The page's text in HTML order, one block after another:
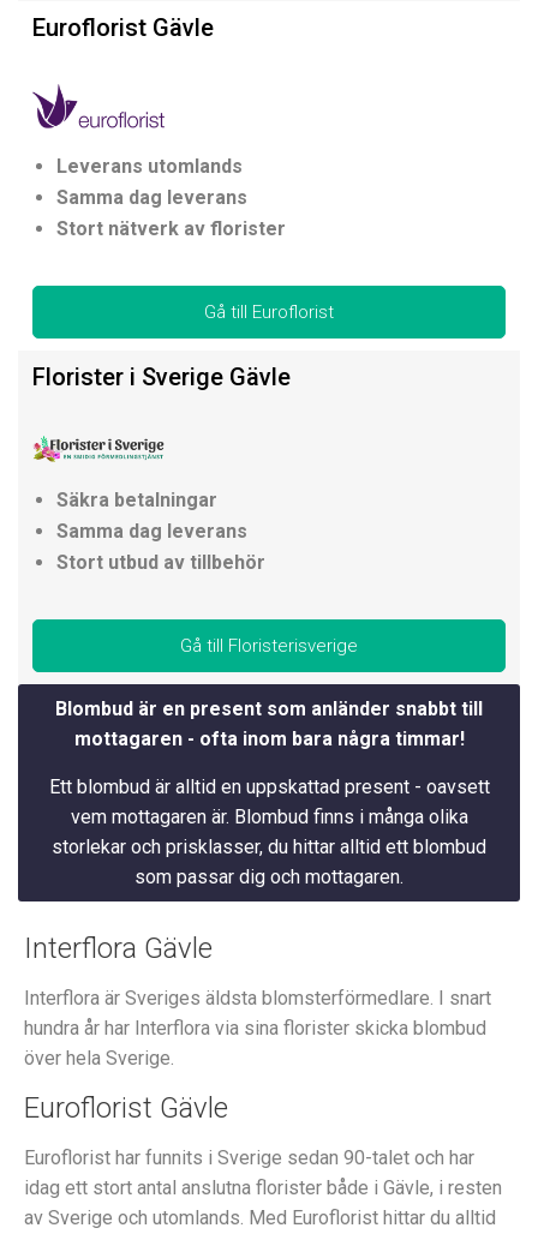
Euroflorist Gävle
Leverans utomlands
Samma dag leverans
Stort nätverk av florister
Gå till Euroflorist
Florister i Sverige Gävle
Säkra betalningar
Samma dag leverans
Stort utbud av tillbehör
Gå till Floristerisverige
Blombud är en present som anländer snabbt till
mottagaren - ofta inom bara några timmar!
Ett blombud är alltid en uppskattad present - oavsett
vem mottagaren är. Blombud finns i många olika
storlekar och prisklasser, du hittar alltid ett blombud
som passar dig och mottagaren.
Interflora Gävle
Interflora är Sveriges äldsta blomsterförmedlare.
I snart
hundra år har Interflora via sina florister skicka blombud
över hela Sverige.
Euroflorist Gävle
Euroflorist har funnits i Sverige sedan 90-talet och har
idag ett stort antal anslutna florister både i Gävle, i resten
av Sverige och utomlands. Med Euroflorist hittar du alltid